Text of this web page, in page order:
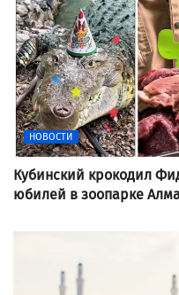
НОВОСТИ
Кубинский крокодил
юбилей в зоопарке